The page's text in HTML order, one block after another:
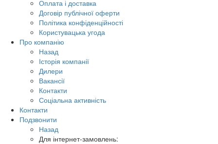
Оплата і доставка
Договір публічної оферти
Політика конфіденційності
Користувацька угода
Про компанію
Назад
Історія компанії
Дилери
Вакансії
Контакти
Соціальна активність
Контакти
Подзвонити
Назад
Для інтернет-замовлень: